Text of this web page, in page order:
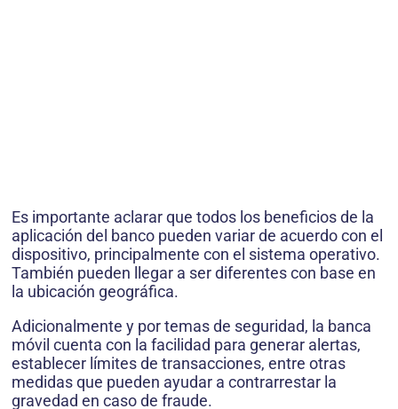
Es importante aclarar que todos los beneficios de la
aplicación del banco pueden variar de acuerdo con el
dispositivo, principalmente con el sistema operativo.
También pueden llegar a ser diferentes con base en
la ubicación geográfica.
Adicionalmente y por temas de seguridad, la banca
móvil cuenta con la facilidad para generar alertas,
establecer límites de transacciones, entre otras
medidas que pueden ayudar a contrarrestar la
gravedad en caso de fraude.